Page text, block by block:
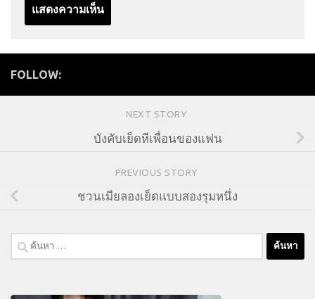
FOLLOW:
NEXT STORY
บังคับเย็ดหีเพื่อนของแฟน
PREVIOUS STORY
ชวนเมียลองเย็ดแบบสองรุมหนึ่ง
ค้นหา
สำหรับ: